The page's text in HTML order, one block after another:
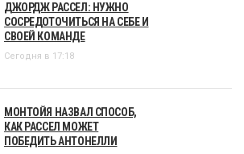
ДЖОРДЖ РАССЕЛ: НУЖНО
СОСРЕДОТОЧИТЬСЯ НА СЕБЕ И
СВОЕЙ КОМАНДЕ
Сегодня в 17:18
МОНТОЙЯ НАЗВАЛ СПОСОБ,
КАК РАССЕЛ МОЖЕТ
ПОБЕДИТЬ АНТОНЕЛЛИ